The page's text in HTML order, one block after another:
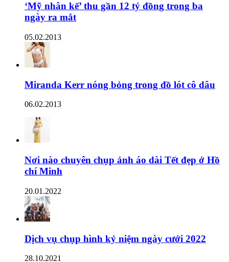
‘Mỹ nhân kế’ thu gần 12 tỷ đồng trong ba
ngày ra mắt
05.02.2013
Miranda Kerr nóng bỏng trong đồ lót cô dâu
06.02.2013
Nơi nào chuyên chụp ảnh áo dài Tết đẹp ở Hồ
chí Minh
20.01.2022
Dịch vụ chụp hình kỷ niệm ngày cưới 2022
28.10.2021